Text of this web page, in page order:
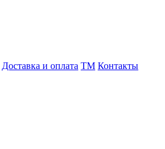
Доставка и оплата TM Контакты